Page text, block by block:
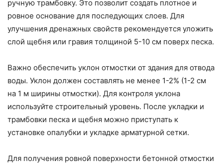
ручную трамбовку. Это позволит создать плотное и
ровное основание для последующих слоев. Для
улучшения дренажных свойств рекомендуется уложить
слой щебня или гравия толщиной 5-10 см поверх песка.
Важно обеспечить уклон отмостки от здания для отвода
воды. Уклон должен составлять не менее 1-2% (1-2 см
на 1 м ширины отмостки). Для контроля уклона
используйте строительный уровень. После укладки и
трамбовки песка и щебня можно приступать к
установке опалубки и укладке арматурной сетки.
Для получения ровной поверхности бетонной отмостки